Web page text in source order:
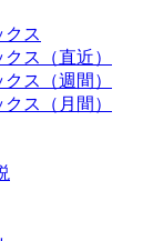
クス
ス（直近）
ス（週間）
ス（月間）